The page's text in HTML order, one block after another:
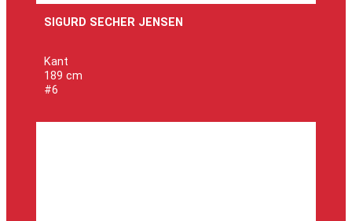
SIGURD SECHER JENSEN
Kant
189 cm
#6